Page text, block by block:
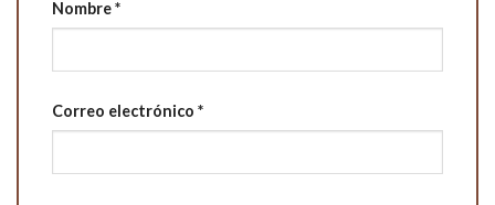
Nombre*
Correo electrónico *